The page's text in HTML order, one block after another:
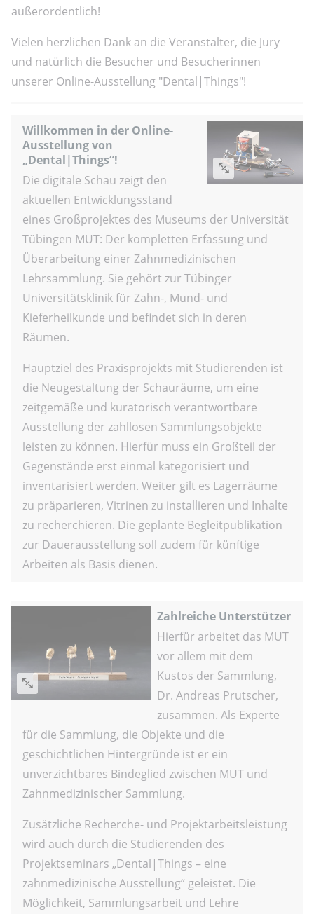
außerordentlich!
Vielen herzlichen Dank an die Veranstalter, die Jury
und natürlich die Besucher und Besucherinnen
unserer Online-Ausstellung "Dental|Things"!
Willkommen in der Online-
Ausstellung von
„Dental|Things“!
Die digitale Schau zeigt den
aktuellen Entwicklungsstand
eines Großprojektes des Museums der Universität
Tübingen MUT: Der kompletten Erfassung und
Überarbeitung einer Zahnmedizinischen
Lehrsammlung. Sie gehört zur Tübinger
Universitätsklinik für Zahn-, Mund- und
Kieferheilkunde und befindet sich in deren
Räumen.
Hauptziel des Praxisprojekts mit Studierenden ist
die Neugestaltung der Schauräume, um eine
zeitgemäße und kuratorisch verantwortbare
Ausstellung der zahllosen Sammlungsobjekte
leisten zu können. Hierfür muss ein Großteil der
Gegenstände erst einmal kategorisiert und
inventarisiert werden. Weiter gilt es Lagerräume
zu präparieren, Vitrinen zu installieren und Inhalte
zu recherchieren. Die geplante Begleitpublikation
zur Dauerausstellung soll zudem für künftige
Arbeiten als Basis dienen.
Zahlreiche Unterstützer
Hierfür arbeitet das MUT
vor allem mit dem
Kustos der Sammlung,
Dr. Andreas Prutscher,
zusammen. Als Experte
für die Sammlung, die Objekte und die
geschichtlichen Hintergründe ist er ein
unverzichtbares Bindeglied zwischen MUT und
Zahnmedizinischer Sammlung.
Zusätzliche Recherche- und Projektarbeitsleistung
wird auch durch die Studierenden des
Projektseminars „Dental|Things – eine
zahnmedizinische Ausstellung“ geleistet. Die
Möglichkeit, Sammlungsarbeit und Lehre